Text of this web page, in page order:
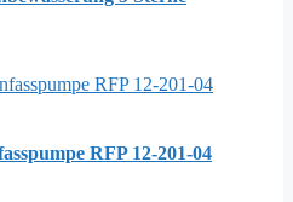
RFP 12-201-04